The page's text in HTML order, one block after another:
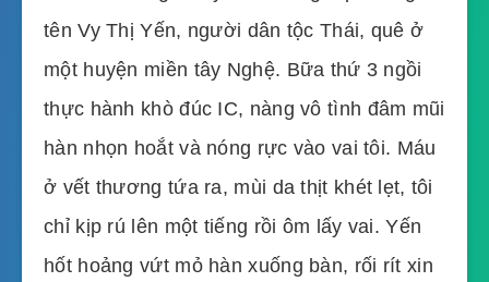
tên Vy Thị Yến, người dân tộc Thái, quê ở
một huyện miền tây Nghệ. Bữa thứ 3 ngồi
thực hành khò đúc IC, nàng vô tình đâm mũi
hàn nhọn hoắt và nóng rực vào vai tôi. Máu
ở vết thương tứa ra, mùi da thịt khét lẹt, tôi
chỉ kịp rú lên một tiếng rồi ôm lấy vai. Yến
hốt hoảng vứt mỏ hàn xuống bàn, rối rít xin